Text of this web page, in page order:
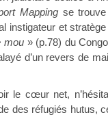
Mappingse trouve
instigateur et
mou» (p.78) du
d’un revers de
le cœur net,
des réfugiés hutus,